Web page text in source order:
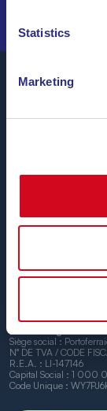
Statistics
Marketing
24
Nous avons
Siège social :
N° DE TVA / CODE
R.E.A. : LI-147146
Capital Social : 1 000
Code Unique :